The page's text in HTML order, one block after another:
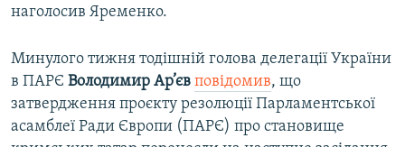
наголосив Яременко.
Минулого тижня тодішній голова делегації України
в ПАРЄ Володимир Ар’єв повідомив, що
затвердження проєкту резолюції Парламентської
асамблеї Ради Європи (ПАРЄ) про становище